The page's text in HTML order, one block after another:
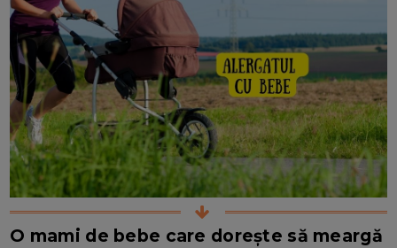
O mami de bebe care dorește să meargă